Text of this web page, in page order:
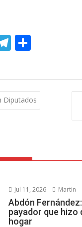
T
e
gr
a
m
p
ar
Diputados
Jul 11, 2026 Martin
Abdón
payador que hizo
hogar